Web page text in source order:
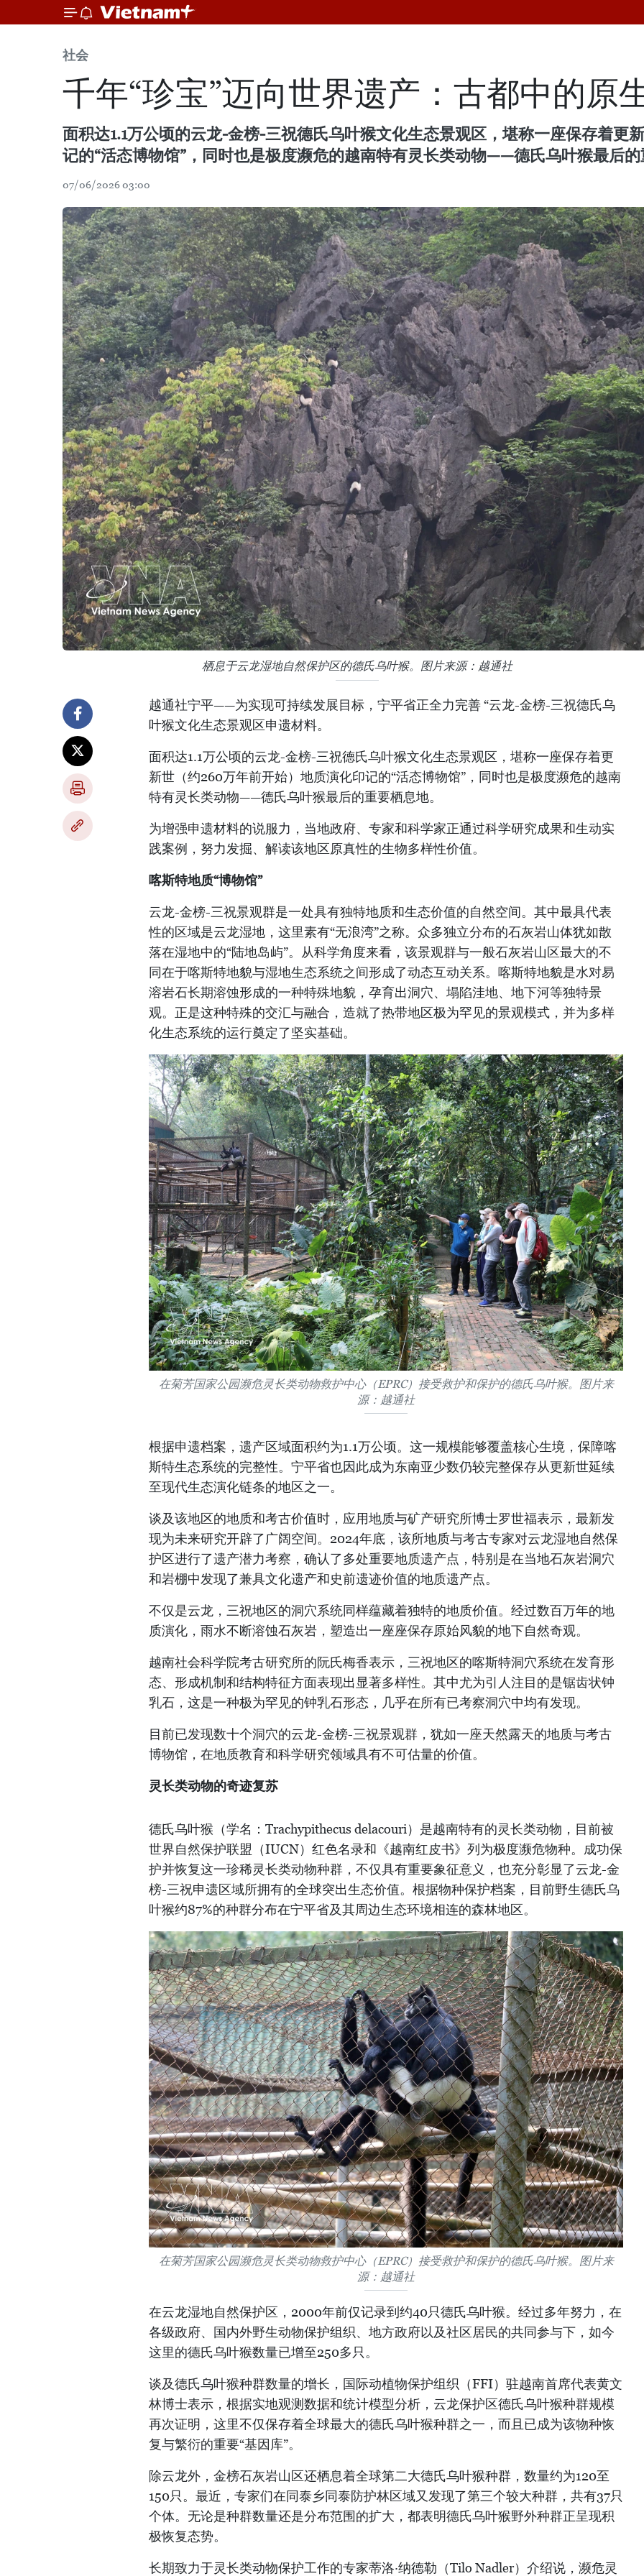
社会
千年“珍宝”迈向世界遗产：古都中的原
面积达1.1万公顷的云龙-金榜-三祝德氏乌叶猴文化生态景观区，堪称一座保存着更
记的“活态博物馆”，同时也是极度濒危的越南特有灵长类动物——德氏乌叶猴最后
07/06/2026 03:00
栖息于云龙湿地自然保护区的德氏乌叶猴。图片来源：越通社
越通社宁平——为实现可持续发展目标，宁平省正全力完善 “云龙-金榜-三祝德氏乌
叶猴文化生态景观区申遗材料。
面积达1.1万公顷的云龙-金榜-三祝德氏乌叶猴文化生态景观区，堪称一座保存着更
新世（约260万年前开始）地质演化印记的“活态博物馆”，同时也是极度濒危的越南
特有灵长类动物——德氏乌叶猴最后的重要栖息地。
为增强申遗材料的说服力，当地政府、专家和科学家正通过科学研究成果和生动实
践案例，努力发掘、解读该地区原真性的生物多样性价值。
喀斯特地质“博物馆”
云龙-金榜-三祝景观群是一处具有独特地质和生态价值的自然空间。其中最具代表
性的区域是云龙湿地，这里素有“无浪湾”之称。众多独立分布的石灰岩山体犹如散
落在湿地中的“陆地岛屿”。从科学角度来看，该景观群与一般石灰岩山区最大的不
同在于喀斯特地貌与湿地生态系统之间形成了动态互动关系。喀斯特地貌是水对易
溶岩石长期溶蚀形成的一种特殊地貌，孕育出洞穴、塌陷洼地、地下河等独特景
观。正是这种特殊的交汇与融合，造就了热带地区极为罕见的景观模式，并为多样
化生态系统的运行奠定了坚实基础。
在菊芳国家公园濒危灵长类动物救护中心（EPRC）接受救护和保护的德氏乌叶猴。图片来
源：越通社
根据申遗档案，遗产区域面积约为1.1万公顷。这一规模能够覆盖核心生境，保障喀
斯特生态系统的完整性。宁平省也因此成为东南亚少数仍较完整保存从更新世延续
至现代生态演化链条的地区之一。
谈及该地区的地质和考古价值时，应用地质与矿产研究所博士罗世福表示，最新发
现为未来研究开辟了广阔空间。2024年底，该所地质与考古专家对云龙湿地自然保
护区进行了遗产潜力考察，确认了多处重要地质遗产点，特别是在当地石灰岩洞穴
和岩棚中发现了兼具文化遗产和史前遗迹价值的地质遗产点。
不仅是云龙，三祝地区的洞穴系统同样蕴藏着独特的地质价值。经过数百万年的地
质演化，雨水不断溶蚀石灰岩，塑造出一座座保存原始风貌的地下自然奇观。
越南社会科学院考古研究所的阮氏梅香表示，三祝地区的喀斯特洞穴系统在发育形
态、形成机制和结构特征方面表现出显著多样性。其中尤为引人注目的是锯齿状钟
乳石，这是一种极为罕见的钟乳石形态，几乎在所有已考察洞穴中均有发现。
目前已发现数十个洞穴的云龙-金榜-三祝景观群，犹如一座天然露天的地质与考古
博物馆，在地质教育和科学研究领域具有不可估量的价值。
灵长类动物的奇迹复苏
德氏乌叶猴（学名：Trachypithecus delacouri）是越南特有的灵长类动物，目前被
世界自然保护联盟（IUCN）红色名录和《越南红皮书》列为极度濒危物种。成功保
护并恢复这一珍稀灵长类动物种群，不仅具有重要象征意义，也充分彰显了云龙-金
榜-三祝申遗区域所拥有的全球突出生态价值。根据物种保护档案，目前野生德氏乌
叶猴约87%的种群分布在宁平省及其周边生态环境相连的森林地区。
在菊芳国家公园濒危灵长类动物救护中心（EPRC）接受救护和保护的德氏乌叶猴。图片来
源：越通社
在云龙湿地自然保护区，2000年前仅记录到约40只德氏乌叶猴。经过多年努力，在
各级政府、国内外野生动物保护组织、地方政府以及社区居民的共同参与下，如今
这里的德氏乌叶猴数量已增至250多只。
谈及德氏乌叶猴种群数量的增长，国际动植物保护组织（FFI）驻越南首席代表黄文
林博士表示，根据实地观测数据和统计模型分析，云龙保护区德氏乌叶猴种群规模
再次证明，这里不仅保存着全球最大的德氏乌叶猴种群之一，而且已成为该物种恢
复与繁衍的重要“基因库”。
除云龙外，金榜石灰岩山区还栖息着全球第二大德氏乌叶猴种群，数量约为120至
150只。最近，专家们在同泰乡同泰防护林区域又发现了第三个较大种群，共有37只
个体。无论是种群数量还是分布范围的扩大，都表明德氏乌叶猴野外种群正呈现积
极恢复态势。
长期致力于灵长类动物保护工作的专家蒂洛·纳德勒（Tilo Nadler）介绍说，濒危灵